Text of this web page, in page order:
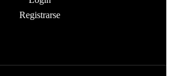
Registrarse